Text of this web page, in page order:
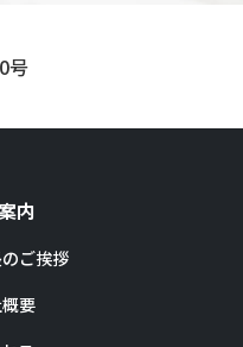
号
内
ご挨拶
要